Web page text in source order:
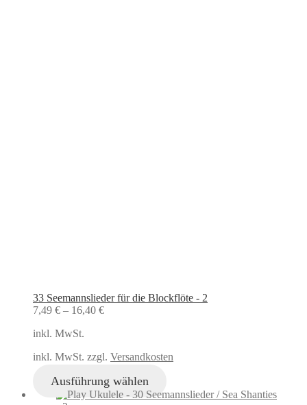
33 Seemannslieder für die Blockflöte - 2
7,49 € – 16,40 €
inkl. MwSt.
inkl. MwSt. zzgl. Versandkosten
Ausführung wählen